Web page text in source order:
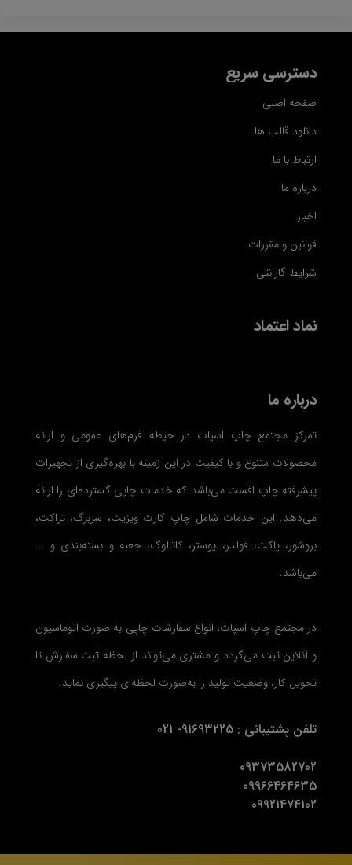
دسترسی سریع
صفحه اصلی
دانلود قالب ها
ارتباط با ما
درباره ما
اخبار
قوانین و مقررات
شرایط گارانتی
نماد اعتماد
درباره ما
تمرکز مجتمع چاپ اسپات در حیطه فرم‌های عمومی و ارائه
محصولات متنوع و با کیفیت در این زمینه با بهره‌گیری از تجهیزات
پیشرفته چاپ افست می‌باشد که خدمات چاپی گسترده‌ای را ارائه
می‌دهد. این خدمات شامل چاپ کارت ویزیت، سربرگ، تراکت،
بروشور، پاکت، فولدر، پوستر، کاتالوگ، جعبه و بسته‌بندی و ...
می‌باشد.
در مجتمع چاپ اسپات، انواع سفارشات چاپی به صورت اتوماسیون
و آنلاین ثبت می‌گردد و مشتری می‌تواند از لحظه ثبت سفارش تا
تحویل کار، وضعیت تولید را به‌صورت لحظه‌ای پیگیری نماید.
تلفن پشتیبانی : 91693225- 021
09373582702
09966464635
09921474102